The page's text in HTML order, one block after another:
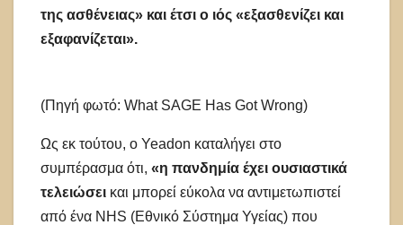
της ασθένειας» και έτσι ο ιός «εξασθενίζει και
εξαφανίζεται».
(Πηγή φωτό: What SAGE Has Got Wrong)
Ως εκ τούτου, ο Yeadon καταλήγει στο
συμπέρασμα ότι, «η πανδημία έχει ουσιαστικά
τελειώσει και μπορεί εύκολα να αντιμετωπιστεί
από ένα NHS (Εθνικό Σύστημα Υγείας) που